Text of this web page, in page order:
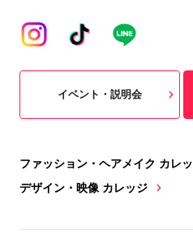
ファッション・ヘアメイク カレ
デザイン・映像 カレッジ
イベント・説明会